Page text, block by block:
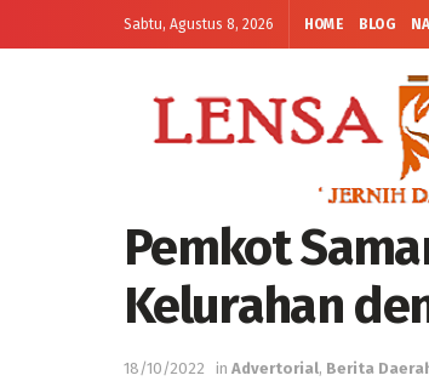
Sabtu, Agustus 8, 2026 HOME BLOG
Pemkot
Kelurahan
18/10/2022 in Advertorial, Berita